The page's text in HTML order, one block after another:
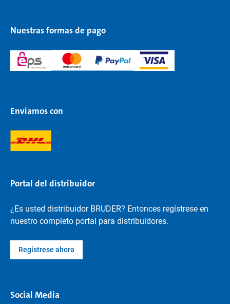
Nuestras formas de pago
Enviamos con
Portal del distribuidor
¿Es usted distribuidor BRUDER? Entonces regístrese en
nuestro completo portal para distribuidores.
Regístrese ahora
Social Media